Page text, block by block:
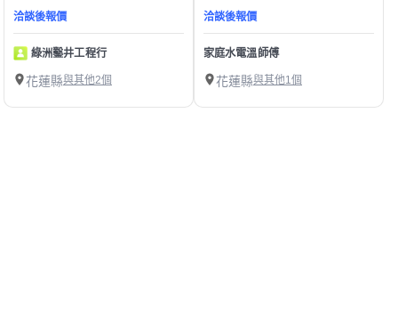
洽談後報價
綠洲鑿井工程行
花蓮縣與其他2個
洽談後報價
家庭水電溫師傅
花蓮縣與其他1個